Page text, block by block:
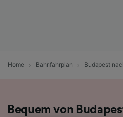
Home Bahnfahrplan Budapest
Bequem von